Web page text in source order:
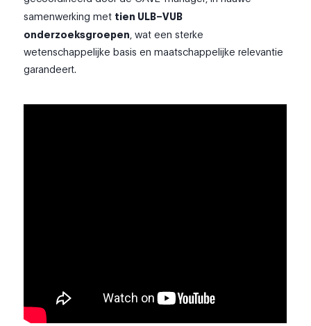
samenwerking met tien ULB–VUB
onderzoeksgroepen , wat een sterke
wetenschappelijke basis en maatschappelijke relevantie
garandeert.